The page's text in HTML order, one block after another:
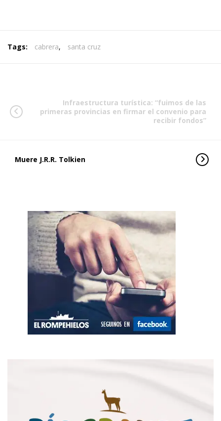
Tags: cabrera, santa cruz
Infraestructura turística: “fuimos de las
primeras provincias en firmar el convenio para
recibir fondos”
Muere J.R.R. Tolkien